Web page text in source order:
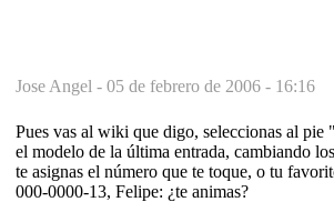
Jose Angel - 05 de febrero de 2006 - 16:16
Pues vas al wiki que digo, seleccionas al
el modelo de la última entrada, cambiando
te asignas el número que te toque, o tu
000-0000-13, Felipe: ¿te animas?